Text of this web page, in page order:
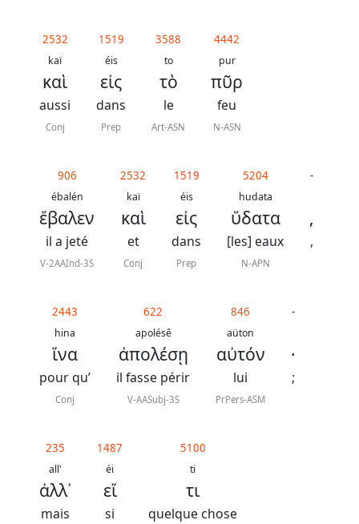
2532
kaï
καὶ
aussi
Conj
1519
éis
εἰς
dans
Prep
3588
to
τὸ
le
Art-ASN
4442
pur
πῦρ
feu
N-ASN
906
ébalén
ἔβαλεν
il a jeté
V-2AAInd-3S
2532
kaï
καὶ
et
Conj
1519
éis
εἰς
dans
Prep
5204
hudata
ὕδατα
[les] eaux
N-APN
-
,
,
2443
hina
ἵνα
pour qu’
Conj
622
apolésê
ἀπολέσῃ
il fasse périr
V-AASubj-3S
846
aüton
αὐτόν
lui
PrPers-ASM
-
·
;
235
all'
ἀλλ᾿
mais
1487
éi
εἴ
si
5100
ti
τι
quelque chose
chapitre
Lire ce
Bible
Traduction
révisée
Bible
Darby